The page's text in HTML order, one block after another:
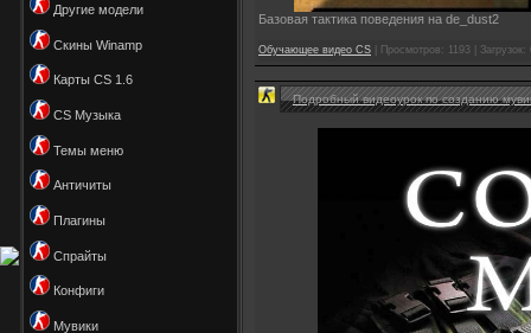
Другие модели
Скины Winamp
Карты CS 1.6
CS Музыка
Темы меню
Античиты
Плагины
Спрайты
Конфиги
Мувики
Базовая тактика поведения на de_dust2
Обучающее видео CS | Просмотров: 1193 |
Подробный видеоурок по созданию